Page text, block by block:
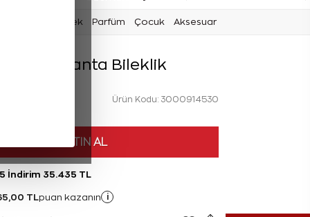
Erkek Parfüm Çocuk Aksesuar
Karat Pırlanta Bileklik
Ürün Kodu: 3000914530
HEMEN SATIN AL
İndirim 35.435 TL
TL puan kazanın i